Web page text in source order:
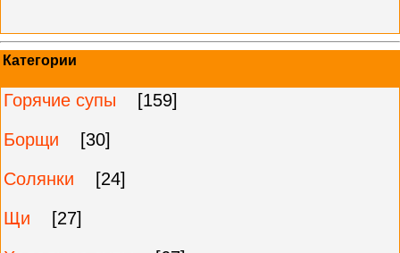
Категории
Горячие супы
[159]
Борщи
[30]
Солянки
[24]
Щи
[27]